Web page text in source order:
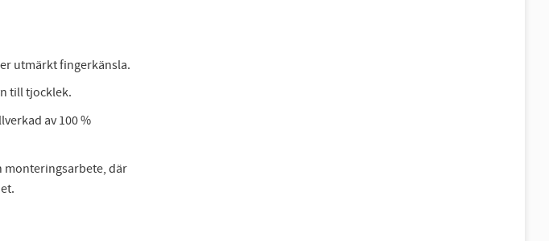
utmärkt fingerkänsla.
till tjocklek.
av 100 %
monteringsarbete, där